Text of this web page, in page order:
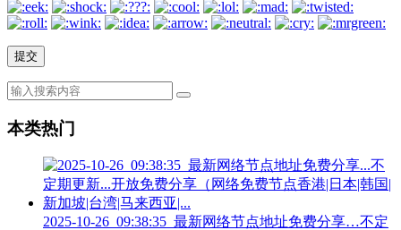
本类热门
2025-10-26_09:38:35_最新网络节点地址免费分享…不定